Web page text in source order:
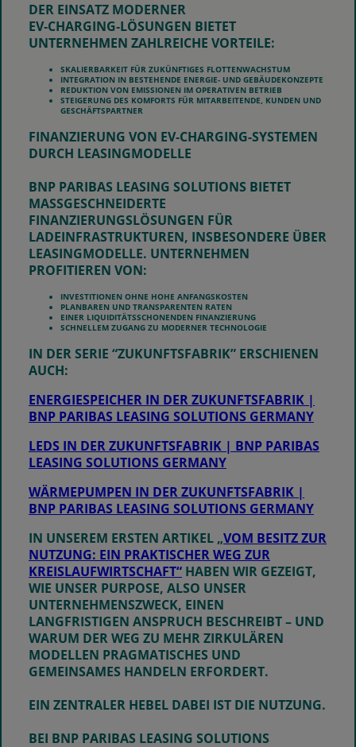
DER EINSATZ MODERNER
EV‑CHARGING‑LÖSUNGEN BIETET
UNTERNEHMEN ZAHLREICHE VORTEILE:
SKALIERBARKEIT FÜR ZUKÜNFTIGES FLOTTENWACHSTUM
INTEGRATION IN BESTEHENDE ENERGIE‑ UND GEBÄUDEKONZEPTE
REDUKTION VON EMISSIONEN IM OPERATIVEN BETRIEB
STEIGERUNG DES KOMFORTS FÜR MITARBEITENDE, KUNDEN UND
GESCHÄFTSPARTNER
FINANZIERUNG VON EV‑CHARGING-SYSTEMEN
DURCH LEASINGMODELLE
BNP PARIBAS LEASING SOLUTIONS BIETET
MASSGESCHNEIDERTE F
INANZIERUNGSLÖSUNGEN FÜR L
ADEINFRASTRUKTUREN, INSBESONDERE ÜBER L
EASINGMODELLE. UNTERNEHMEN P
ROFITIEREN VON:
INVESTITIONEN OHNE HOHE ANFANGSKOSTEN
PLANBAREN UND TRANSPARENTEN RATEN
EINER LIQUIDITÄTSSCHONENDEN FINANZIERUNG
SCHNELLEM ZUGANG ZU MODERNER TECHNOLOGIE
IN DER SERIE “ZUKUNFTSFABRIK” ERSCHIENEN
AUCH:
ENERGIESPEICHER IN DER ZUKUNFTSFABRIK |
BNP PARIBAS LEASING SOLUTIONS GERMANY
LEDS IN DER ZUKUNFTSFABRIK | BNP PARIBAS
LEASING SOLUTIONS GERMANY
WÄRMEPUMPEN IN DER ZUKUNFTSFABRIK |
BNP PARIBAS LEASING SOLUTIONS GERMANY
IN UNSEREM ERSTEN ARTIKEL „VOM BESITZ ZUR
NUTZUNG: EIN PRAKTISCHER WEG ZUR
KREISLAUFWIRTSCHAFT“ HABEN WIR GEZEIGT,
WIE UNSER PURPOSE, ALSO UNSER
UNTERNEHMENSZWECK, EINEN
LANGFRISTIGEN ANSPRUCH BESCHREIBT – UND
WARUM DER WEG ZU MEHR ZIRKULÄREN
MODELLEN PRAGMATISCHES UND
GEMEINSAMES HANDELN ERFORDERT.
EIN ZENTRALER HEBEL DABEI IST DIE NUTZUNG.
BEI BNP PARIBAS LEASING SOLUTIONS